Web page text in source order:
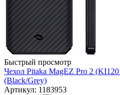
Быстрый просмотр
Чехол Pitaka MagEZ Pro 2
(Black/Grey)
Артикул: 1183953